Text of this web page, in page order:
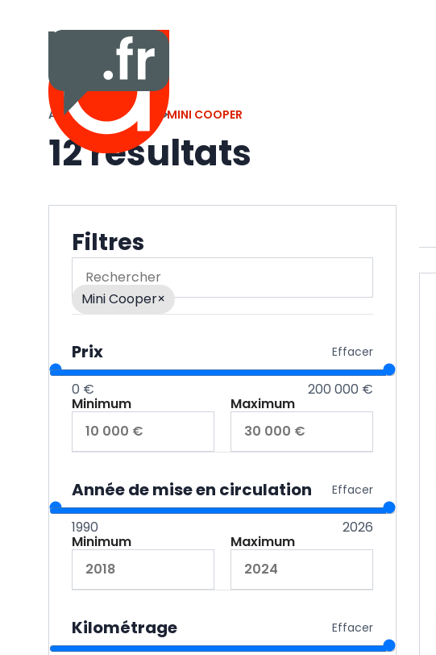
ACCUEIL VÉHICULES MINI COOPER
12 résultats
Filtres
Mini Cooper×
Prix Effacer
0 € 200 000 €
Minimum Maximum
Année de mise en circulation Effacer
1990 2026
Minimum Maximum
Kilométrage Effacer